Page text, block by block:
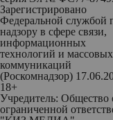
Зарегистрировано
Федеральной службой
надзору в сфере связи,
информационных
технологий и массовых
коммуникаций
(Роскомнадзор)
18+
Учредитель: Общество
ограниченной